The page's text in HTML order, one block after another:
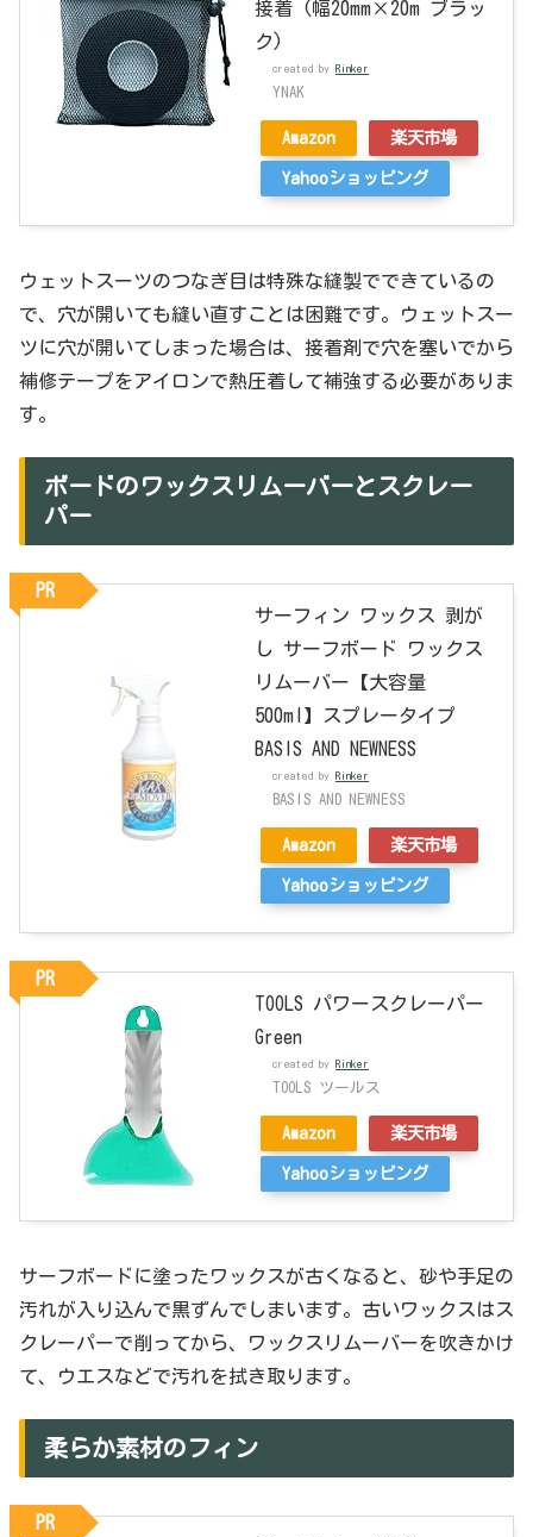
接着 (幅20mm×20m ブラッ
ク)
created by Rinker
YNAK
Amazon 楽天市場
Yahooショッピング
ウェットスーツのつなぎ目は特殊な縫製でできているの
で、穴が開いても縫い直すことは困難です。ウェットスー
ツに穴が開いてしまった場合は、接着剤で穴を塞いでから
補修テープをアイロンで熱圧着して補強する必要がありま
す。
ボードのワックスリムーバーとスクレー
パー
サーフィン ワックス 剥が
し サーフボード ワックス
リムーバー【大容量
500ml】スプレータイプ
BASIS AND NEWNESS
created by Rinker
BASIS AND NEWNESS
Amazon 楽天市場
Yahooショッピング
PR
TOOLS パワースクレーパー
Green
created by Rinker
TOOLS ツールス
Amazon 楽天市場
Yahooショッピング
PR
サーフボードに塗ったワックスが古くなると、砂や手足の
汚れが入り込んで黒ずんでしまいます。古いワックスはス
クレーパーで削ってから、ワックスリムーバーを吹きかけ
て、ウエスなどで汚れを拭き取ります。
柔らか素材のフィン
PR